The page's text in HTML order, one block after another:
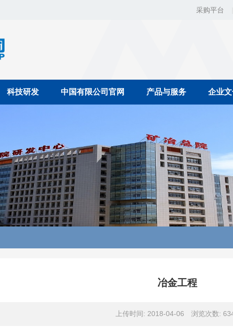
采购平台
科技研发 中国有限公司官网 产品与服务 企业
冶金工程
上传时间: 2018-04-06 浏览次数: